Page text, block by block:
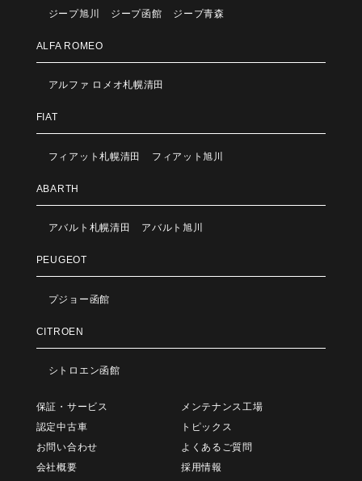
ジープ旭川
ジープ函館 ジープ青森
ALFA ROMEO
アルファ ロメオ札幌清田
FIAT
フィアット札幌清田 フィアット旭川
ABARTH
アバルト札幌清田 アバルト旭川
PEUGEOT
プジョー函館
CITROEN
シトロエン函館
保証・サービス
メンテナンス工場
認定中古車
トピックス
お問い合わせ
よくあるご質問
会社概要
採用情報